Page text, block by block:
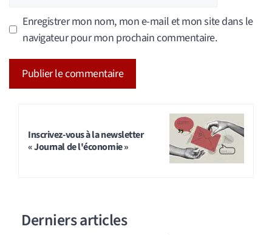
Enregistrer mon nom, mon e-mail et mon site dans le
navigateur pour mon prochain commentaire.
Inscrivez-vous à la newsletter
« Journal de l'économie »
Derniers articles